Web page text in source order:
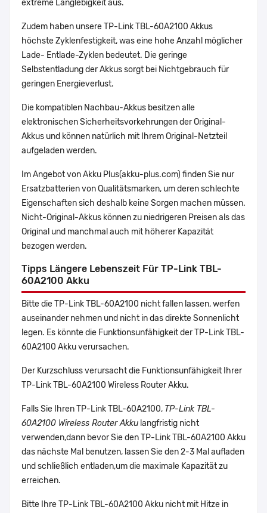
extreme Langlebigkeit aus.
Zudem haben unsere TP-Link TBL-60A2100 Akkus
höchste Zyklenfestigkeit, was eine hohe Anzahl möglicher
Lade- Entlade-Zyklen bedeutet. Die geringe
Selbstentladung der Akkus sorgt bei Nichtgebrauch für
geringen Energieverlust.
Die kompatiblen Nachbau-Akkus besitzen alle
elektronischen Sicherheitsvorkehrungen der Original-
Akkus und können natürlich mit Ihrem Original-Netzteil
aufgeladen werden.
Im Angebot von Akku Plus(akku-plus.com) finden Sie nur
Ersatzbatterien von Qualitätsmarken, um deren schlechte
Eigenschaften sich deshalb keine Sorgen machen müssen.
Nicht-Original-Akkus können zu niedrigeren Preisen als das
Original und manchmal auch mit höherer Kapazität
bezogen werden.
Tipps Längere Lebenszeit Für TP-Link TBL-
60A2100 Akku
Bitte die TP-Link TBL-60A2100 nicht fallen lassen, werfen
auseinander nehmen und nicht in das direkte Sonnenlicht
legen. Es könnte die Funktionsunfähigkeit der TP-Link TBL-
60A2100 Akku verursachen.
Der Kurzschluss verursacht die Funktionsunfähigkeit Ihrer
TP-Link TBL-60A2100 Wireless Router Akku.
Falls Sie Ihren TP-Link TBL-60A2100, TP-Link TBL-
60A2100 Wireless Router Akku langfristig nicht
verwenden,dann bevor Sie den TP-Link TBL-60A2100 Akku
das nächste Mal benutzen, lassen Sie den 2-3 Mal aufladen
und schließlich entladen,um die maximale Kapazität zu
erreichen.
Bitte Ihre TP-Link TBL-60A2100 Akku nicht mit Hitze in